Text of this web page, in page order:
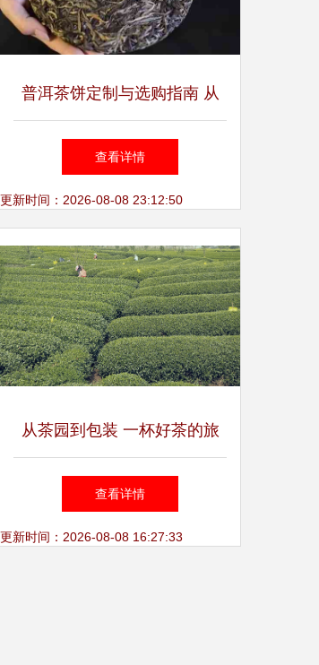
普洱茶饼定制与选购指南 从
种植到茶饼的专业推荐
查看详情
更新时间：2026-08-08 23:12:50
从茶园到包装 一杯好茶的旅
程
查看详情
更新时间：2026-08-08 16:27:33